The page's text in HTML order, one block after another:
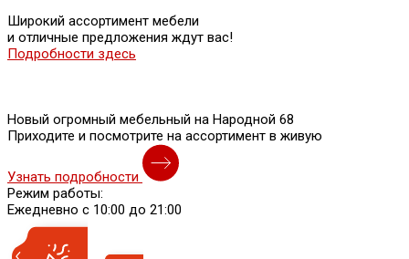
Широкий ассортимент мебели
и отличные предложения ждут вас!
Подробности здесь
Новый огромный мебельный на Народной 68
Приходите и посмотрите на ассортимент в живую
Узнать подробности
Режим работы:
Ежедневно с 10:00 до 21:00